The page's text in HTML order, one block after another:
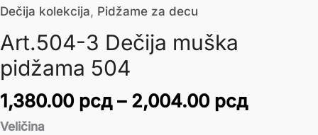
Dečija kolekcija, Pidžame za decu
Art.504-3 Dečija muška
pidžama 504
1,380.00 рсд – 2,004.00 рсд
Veličina